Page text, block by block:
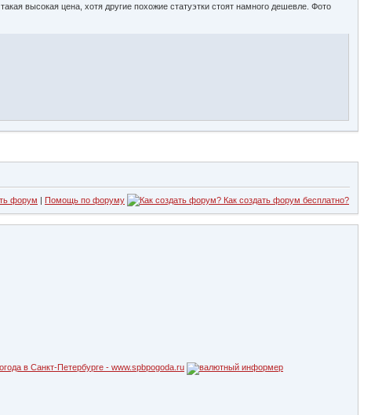
высокая цена, хотя другие похожие статуэтки стоят намного дешевле. Фото
форум | Помощь по форуму